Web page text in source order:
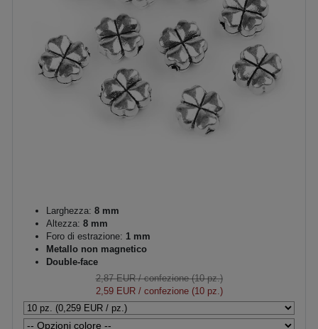
Larghezza: 8 mm
Altezza: 8 mm
Foro di estrazione: 1 mm
Metallo non magnetico
Double-face
2,87 EUR/ confezione (10 pz.)
2,59 EUR/ confezione (10 pz.)